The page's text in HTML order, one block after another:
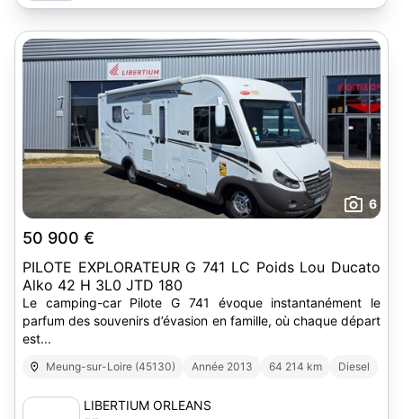
6
50 900 €
PILOTE EXPLORATEUR G 741 LC Poids Lou Ducato
Alko 42 H 3L0 JTD 180
Le camping-car Pilote G 741 évoque instantanément le
parfum des souvenirs d’évasion en famille, où chaque départ
est...
Meung-sur-Loire (45130) Année 2013 64 214 km Diesel
LIBERTIUM ORLEANS